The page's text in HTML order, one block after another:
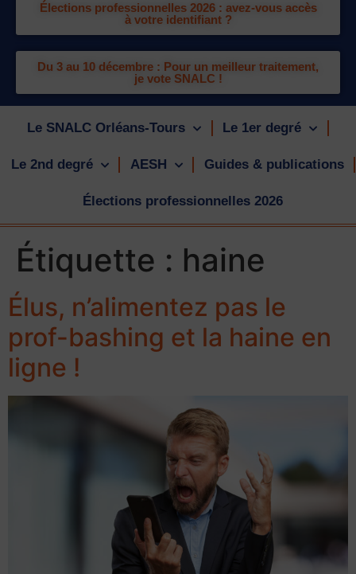
Élections professionnelles 2026 : avez-vous accès
à votre identifiant ?
Du 3 au 10 décembre : Pour un meilleur traitement,
je vote SNALC !
Le SNALC Orléans-Tours Le 1er degré
Le 2nd degré AESH Guides & publications
Élections professionnelles 2026
Étiquette : haine
Élus, n’alimentez pas le
prof-bashing et la haine en
ligne !